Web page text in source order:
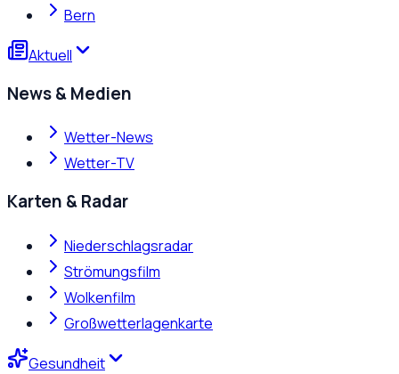
Bern
Aktuell
News & Medien
Wetter-News
Wetter-TV
Karten & Radar
Niederschlagsradar
Strömungsfilm
Wolkenfilm
Großwetterlagenkarte
Gesundheit